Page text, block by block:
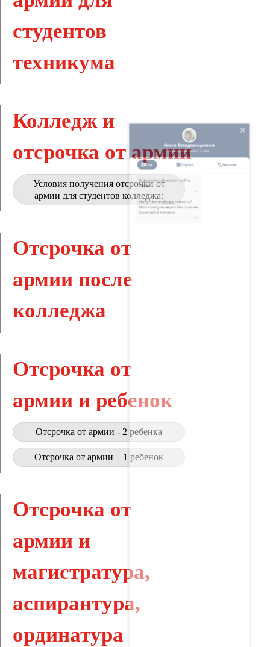
студентов
техникума
Колледж и
отсрочка от армии
Условия получения отсрочки от
армии для студентов колледжа:
Отсрочка от
армии после
колледжа
Отсрочка от
армии и ребенок
Отсрочка от армии - 2 ребенка
Отсрочка от армии – 1 ребенок
Отсрочка от
армии и
магистратура,
аспирантура,
ординатура